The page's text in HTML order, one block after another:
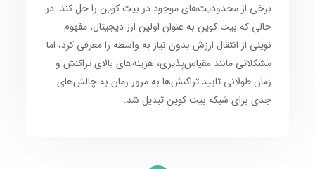
برخی از محدودیت‌های موجود در بیت کوین را حل کند. در
حالی که بیت کوین به عنوان اولین ارز دیجیتال، مفهوم
نوینی از انتقال ارزش بدون نیاز به واسطه را معرفی کرد، اما
مشکلاتی مانند مقیاس‌پذیری، هزینه‌های بالای تراکنش و
زمان طولانی تایید تراکنش‌ها به مرور زمان به چالش‌های
جدی برای شبکه بیت کوین تبدیل شد.